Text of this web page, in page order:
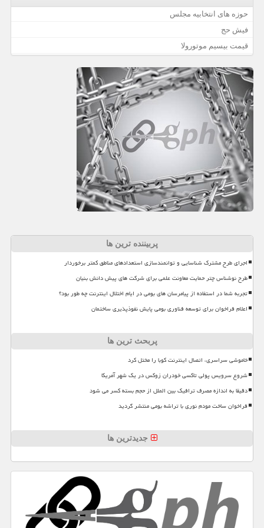
حوزه های انتخابیه مجلس
فیش حج
قیمت بیسیم موتورولا
پربیننده ترین ها
اجرای طرح مشترک شناسایی و توانمندسازی استعدادهای مناطق کمتر برخوردار
طرح نوشناس چتر حمایت معاونت علمی برای شرکت های پیش دانش بنیان
تجربه شما در استفاده از پیامرسان های بومی در ایام اختلال اینترنت چه طور بود؟
اعلام فراخوان برای توسعه فناوری بومی پایش نفوذپذیری ساختمان
پربحث ترین ها
خاموشی سراسری، اتصال اینترنت کوبا را مختل کرد
شروع سرویس پولی تاکسی خودران زوکس در یک شهر آمریکا
دقیقا به اندازه مصرف ترافیک بین الملل از حجم بسته کسر می شود
فراخوان ساخت مودم نوری با تراشه بومی منتشر گردید
جدیدترین ها